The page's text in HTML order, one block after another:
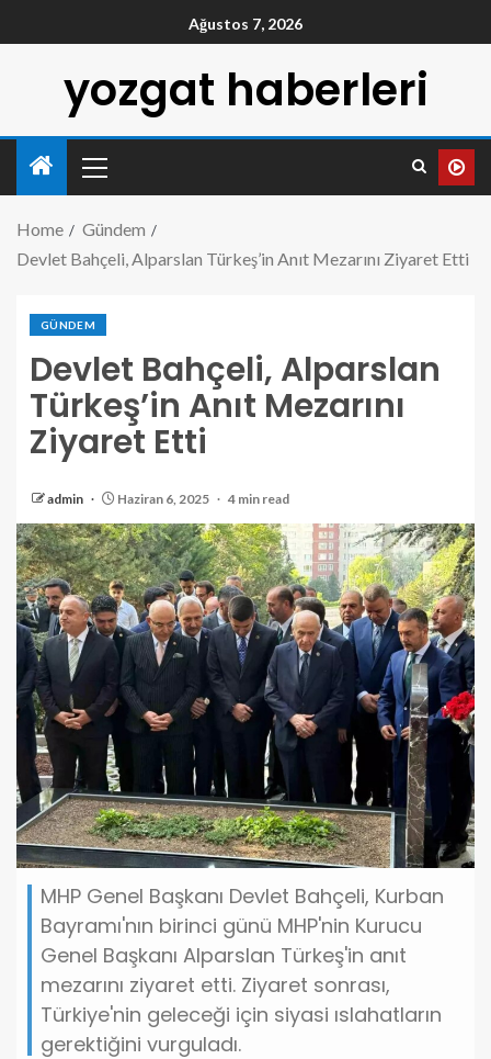
Ağustos 7, 2026
yozgat haberleri
Home
Gündem
Devlet Bahçeli, Alparslan Türkeş’in Anıt Mezarını Ziyaret Etti
GÜNDEM
Devlet Bahçeli, Alparslan
Türkeş’in Anıt Mezarını
Ziyaret Etti
admin Haziran 6, 2025 4 min read
MHP Genel Başkanı Devlet Bahçeli, Kurban
Bayramı'nın birinci günü MHP'nin Kurucu
Genel Başkanı Alparslan Türkeş'in anıt
mezarını ziyaret etti. Ziyaret sonrası,
Türkiye'nin geleceği için siyasi ıslahatların
gerektiğini vurguladı.